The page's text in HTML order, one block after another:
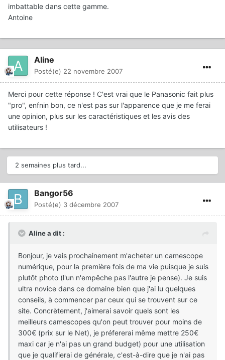
imbattable dans cette gamme.
Antoine
Aline
Posté(e) 22 novembre 2007
Merci pour cette réponse ! C'est vrai que le Panasonic fait plus
"pro", enfnin bon, ce n'est pas sur l'apparence que je me ferai
une opinion, plus sur les caractéristiques et les avis des
utilisateurs !
2 semaines plus tard...
Bangor56
Posté(e) 3 décembre 2007
Aline a dit :
Bonjour, je vais prochainement m'acheter un camescope
numérique, pour la première fois de ma vie puisque je suis
plutôt photo (l'un n'empêche pas l'autre je pense). Je suis
ultra novice dans ce domaine bien que j'ai lu quelques
conseils, à commencer par ceux qui se trouvent sur ce
site. Concrètement, j'aimerai savoir quels sont les
meilleurs camescopes qu'on peut trouver pour moins de
300€ (prix sur le Net), je préfererai même mettre 250€
maxi car je n'ai pas un grand budget) pour une utilisation
que je qualifierai de générale, c'est-à-dire que je n'ai pas